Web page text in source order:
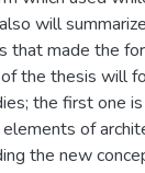
will
that made the
the thesis will
the first one
of
the new